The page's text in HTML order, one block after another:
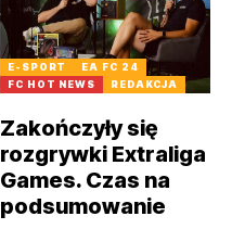
E-SPORT
EA FC 24
FC HOT NEWS
REDAKCJA
Zakończyły się
rozgrywki Extraliga
Games. Czas na
podsumowanie